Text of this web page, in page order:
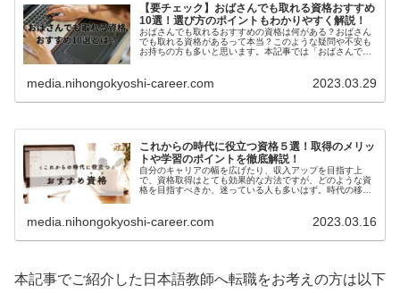
【要チェック】おばさんでも取れる資格おすすめ
10選！選び方のポイントもわかりやすく解説！
おばさんでも取れるおすすめの資格は何がある？おばさん
でも取れる資格があるって本当？このような疑問や不安も
お持ちの方も多いと思います。本記事では「おばさんでも
media.nihongokyoshi-career.com 2023.03.29
これからの時代に役立つ資格５選！取得のメリッ
トや学習のポイントを徹底解説！
自分のキャリアの幅を広げたり、収入アップを目指す上
で、資格取得はとても効果的な方法ですが、どのような資
格を目指すべきか、迷っている人も多いはず。時代の移り
media.nihongokyoshi-career.com 2023.03.16
本記事でご紹介した日本語教師へ転職をお考えの方は以下